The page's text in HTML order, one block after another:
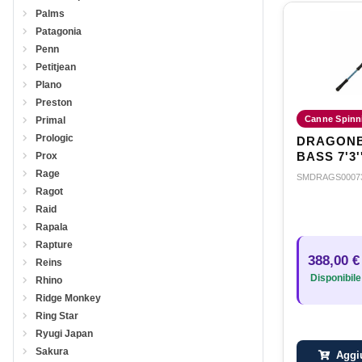
Palms
Patagonia
Penn
Petitjean
Plano
Preston
Primal
Prologic
Prox
Rage
Ragot
Raid
Rapala
Rapture
Reins
Rhino
Ridge Monkey
Ring Star
Ryugi Japan
Sakura
Canne
BASS
388,00 €
Disponibile